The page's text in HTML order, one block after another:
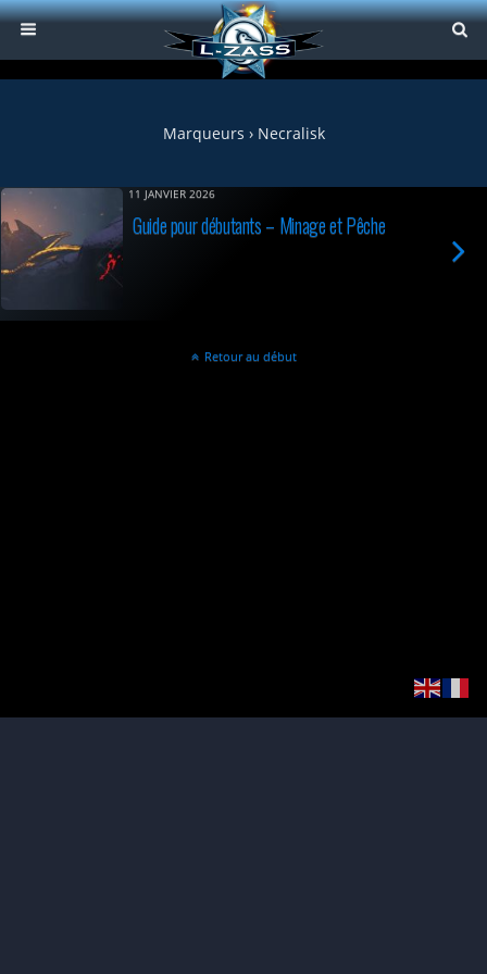
Marqueurs › Necralisk
11 JANVIER 2026
Guide pour débutants – Minage et Pêche
Retour au début